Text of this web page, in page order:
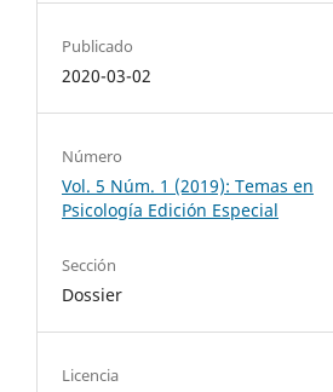
Publicado
2020-03-02
Número
Vol. 5 Núm. 1 (2019): Temas en
Psicología Edición Especial
Sección
Dossier
Licencia